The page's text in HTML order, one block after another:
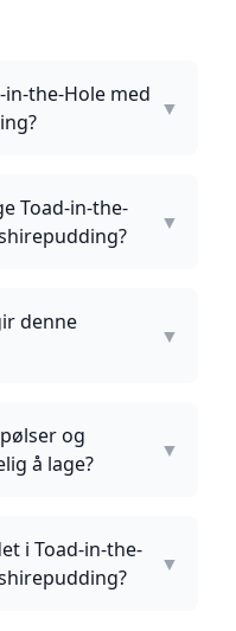
the-Hole med
▼
Toad-in-the-
▼
denne
▼
og
å lage?
▼
i Toad-in-the-
▼